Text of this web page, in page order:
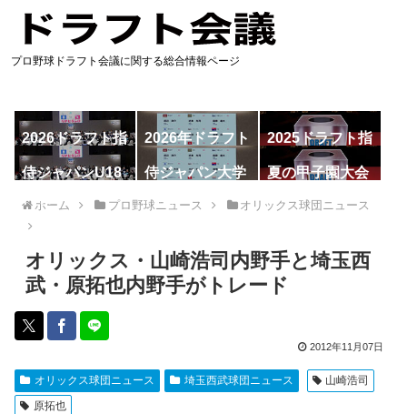
プロ野球ドラフト会議に関する総合情報ページ
2026ドラフト指
名予想
2026年ドラフト
候補
2025ドラフト指
名一覧
侍ジャパンU18
代表
侍ジャパン大学
代表
夏の甲子園大会
ホーム プロ野球ニュース オリックス球団ニュース
オリックス・山崎浩司内野手と埼玉西
武・原拓也内野手がトレード
2012年11月07日
オリックス球団ニュース 埼玉西武球団ニュース
山崎浩司
原拓也